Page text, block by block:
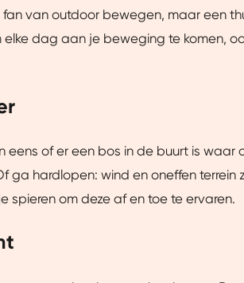
van outdoor bewegen, maar een
elke dag aan je beweging te komen,
of er een bos in de buurt is waar
ga hardlopen: wind en oneffen terrein
spieren om deze af en toe te ervaren.